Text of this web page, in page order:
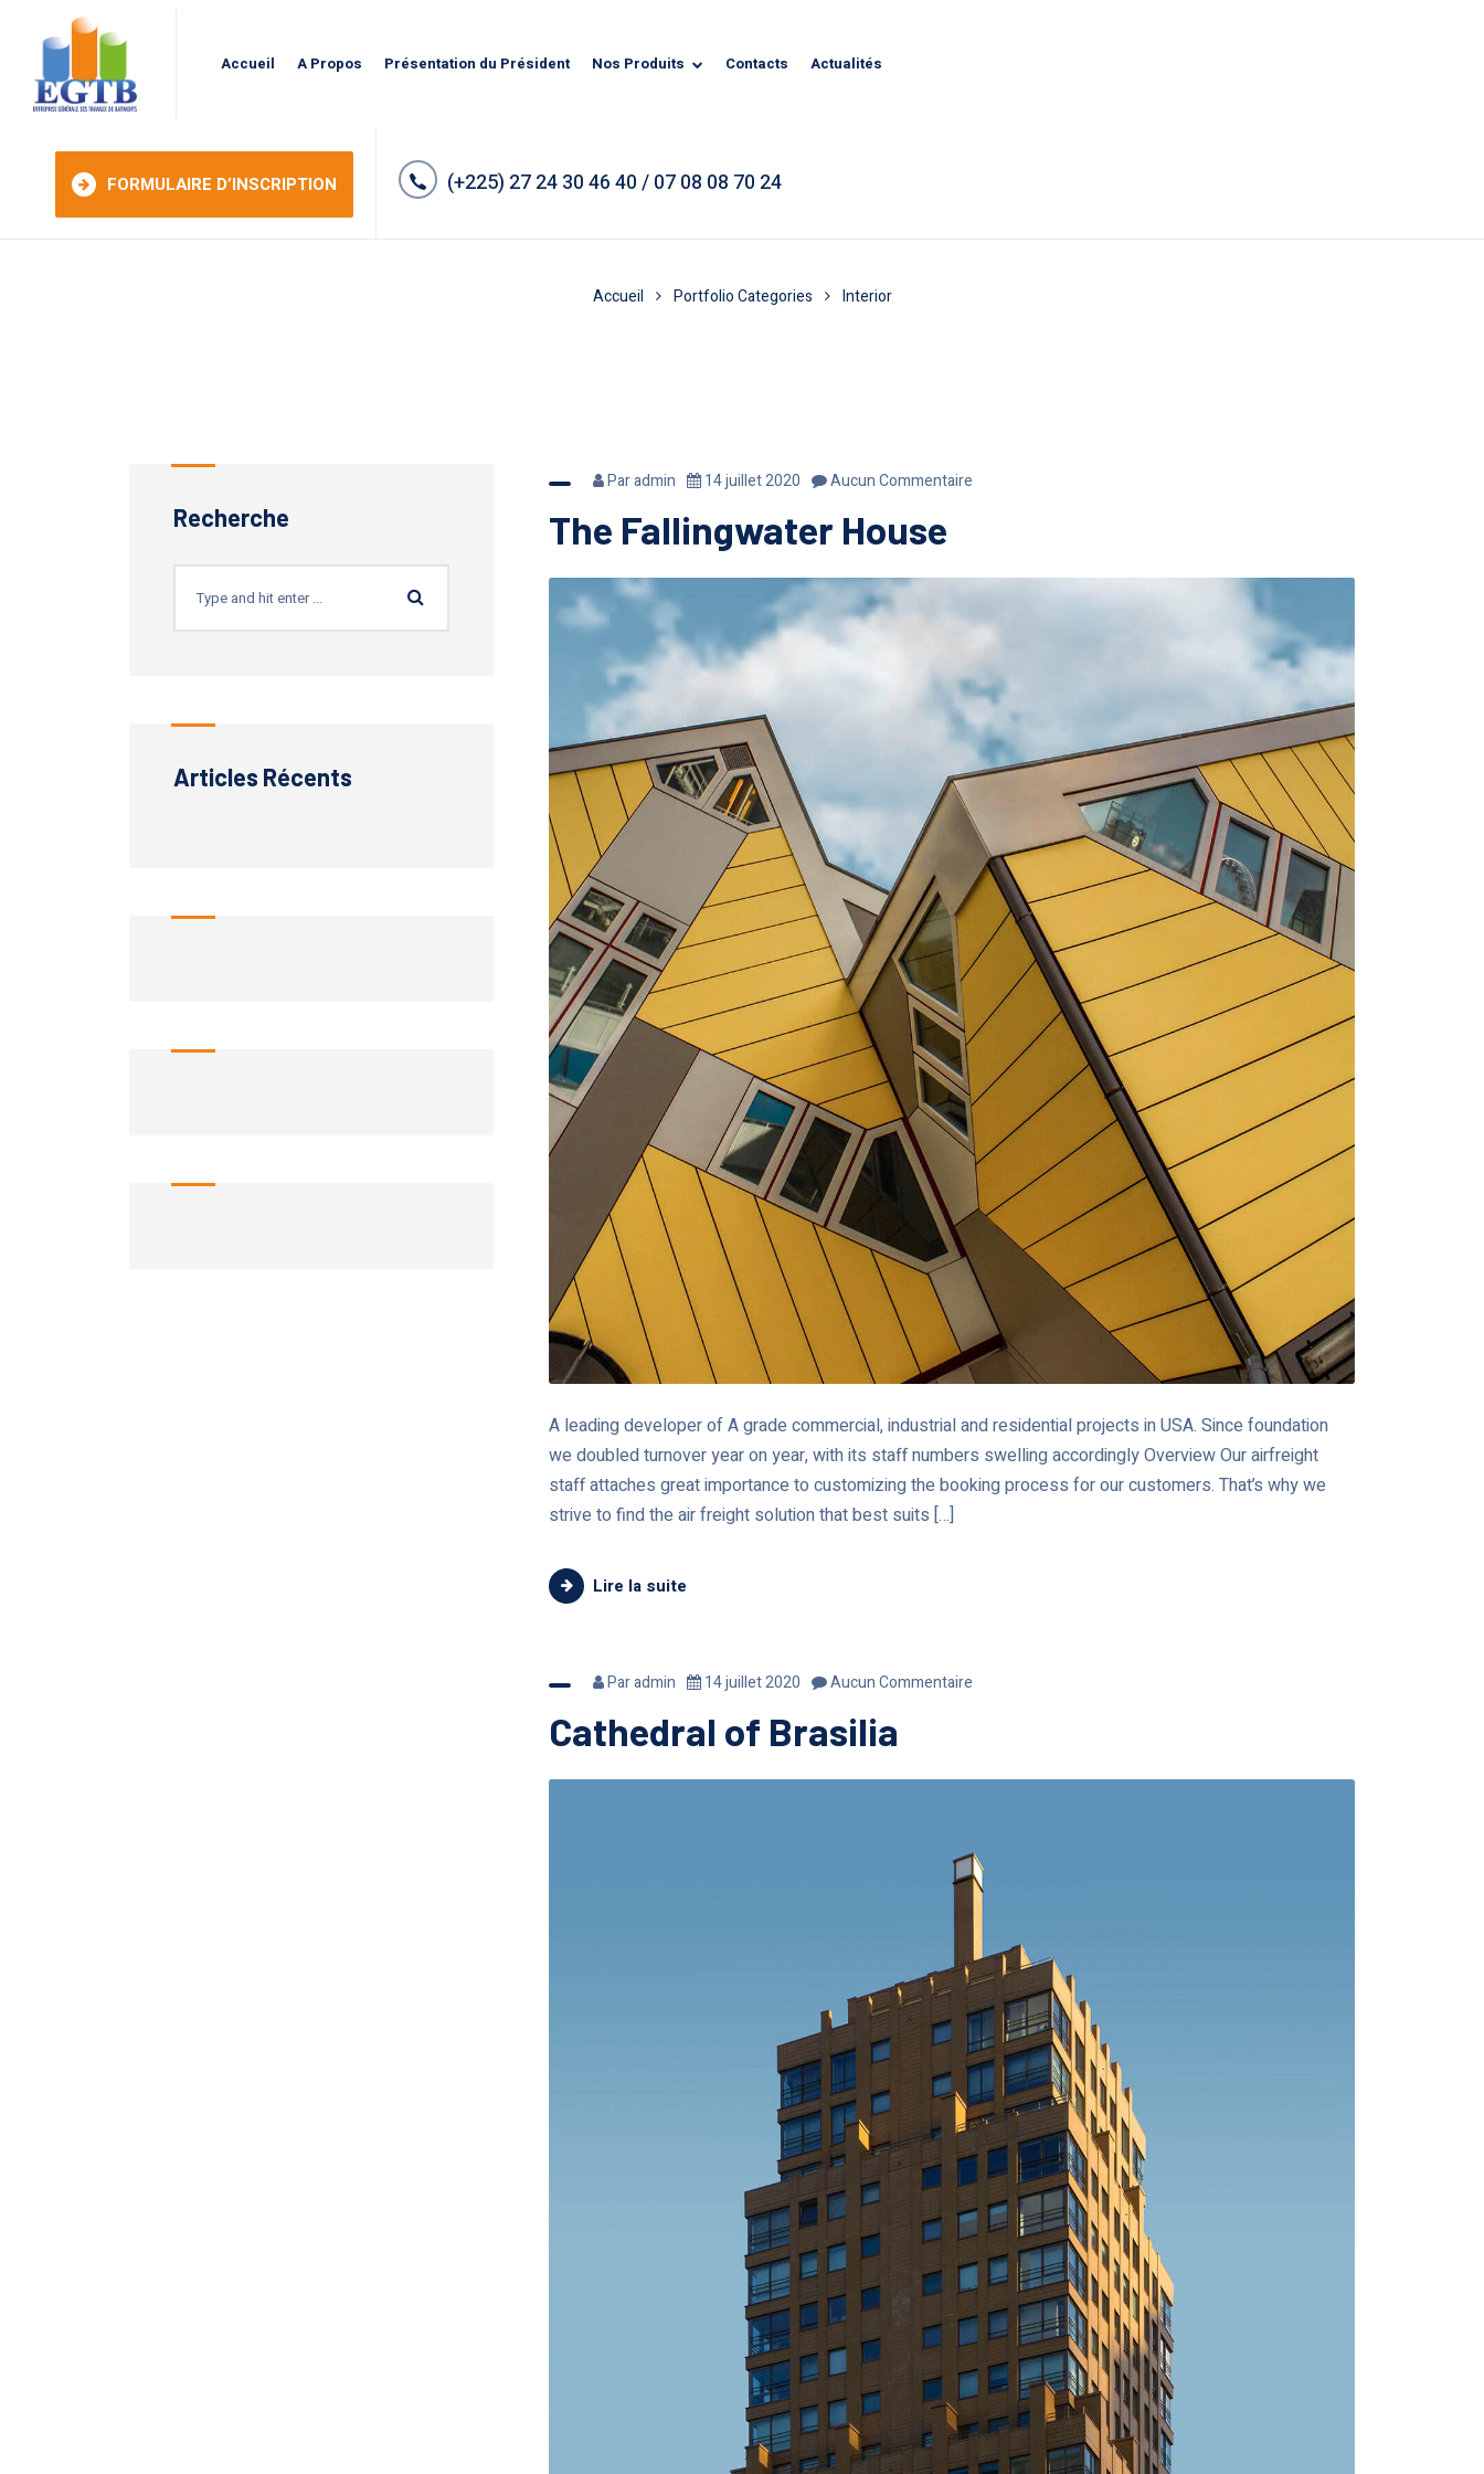
Accueil A Propos Présentation du Président Nos Produits Contacts Actualités
FORMULAIRE D’INSCRIPTION (+225) 27 24 30 46 40 / 07 08 08 70 24
Accueil Portfolio Categories Interior
Paradmin 14 juillet 2020 Aucun Commentaire
The Fallingwater House
A leading developer of A grade commercial, industrial and residential projects in USA. Since foundation
we doubled turnover year on year, with its staff numbers swelling accordingly Overview Our airfreight
staff attaches great importance to customizing the booking process for our customers. That’s why we
strive to find the air freight solution that best suits […]
Lire la suite
Paradmin 14 juillet 2020 Aucun Commentaire
Cathedral of Brasilia
Recherche
Articles Récents